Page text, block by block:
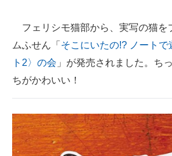
ITの今と未来を見通す
スマホと通信の最新トレンド
進化するPCとデバイスの未来
好きが集まる 比べて選べる
ビジネスと働き方のヒント
フェリシモ猫部から、実写の猫を
ムふせん「 そこにいたの!? ノート
ト2〉の会 」が発売されました。ち
ちがかわいい！